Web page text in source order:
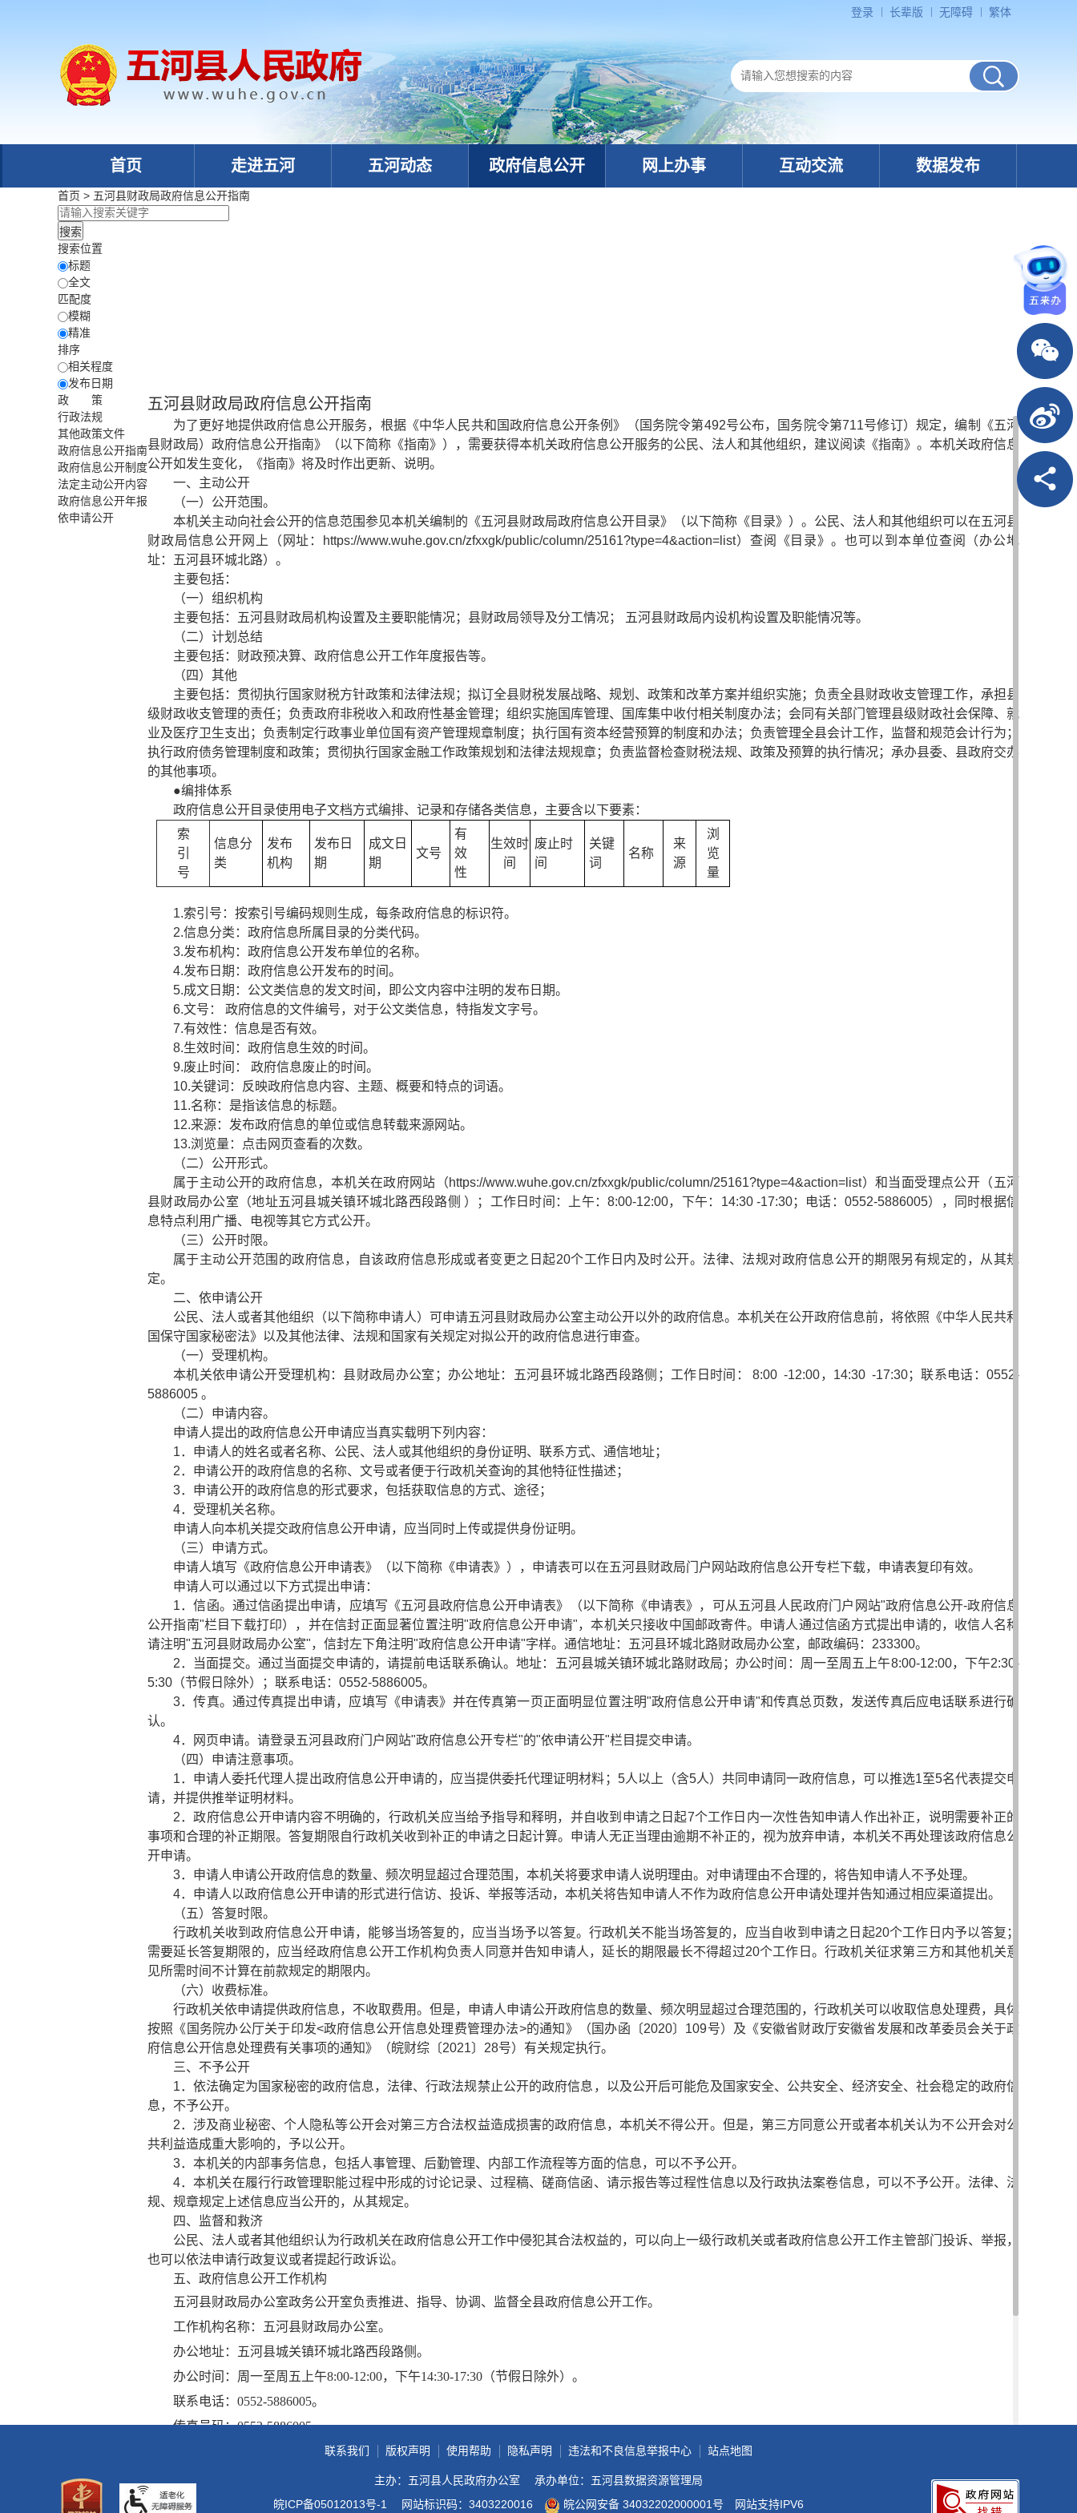
登录 长辈版 无障碍 繁体
首页 走进五河 五河动态 政府信息公开 网上办事 互动交流 数据发布
首页 > 五河县财政局政府信息公开指南
搜索位置
标题
全文
匹配度
模糊
精准
排序
相关程度
发布日期
政 策
行政法规
其他政策文件
政府信息公开指南
政府信息公开制度
法定主动公开内容
政府信息公开年报
依申请公开
五河县财政局政府信息公开指南
为了更好地提供政府信息公开服务，根据《中华人民共和国政府信息公开条例》（国务院令第492号公布，国务院令第711号修订）规定，编制《五河
县财政局）政府信息公开指南》（以下简称《指南》），需要获得本机关政府信息公开服务的公民、法人和其他组织，建议阅读《指南》。本机关政府信息
公开如发生变化，《指南》将及时作出更新、说明。
一、主动公开
（一）公开范围。
本机关主动向社会公开的信息范围参见本机关编制的《五河县财政局政府信息公开目录》（以下简称《目录》）。公民、法人和其他组织可以在五河县
财政局信息公开网上（网址：https://www.wuhe.gov.cn/zfxxgk/public/column/25161?type=4&action=list）查阅《目录》。也可以到本单位查阅（办公地
址：五河县环城北路）。
主要包括：
（一）组织机构
主要包括：五河县财政局机构设置及主要职能情况；县财政局领导及分工情况； 五河县财政局内设机构设置及职能情况等。
（二）计划总结
主要包括：财政预决算、政府信息公开工作年度报告等。
（四）其他
主要包括：贯彻执行国家财税方针政策和法律法规；拟订全县财税发展战略、规划、政策和改革方案并组织实施；负责全县财政收支管理工作，承担县
级财政收支管理的责任；负责政府非税收入和政府性基金管理；组织实施国库管理、国库集中收付相关制度办法；会同有关部门管理县级财政社会保障、就
业及医疗卫生支出；负责制定行政事业单位国有资产管理规章制度；执行国有资本经营预算的制度和办法；负责管理全县会计工作，监督和规范会计行为；
执行政府债务管理制度和政策；贯彻执行国家金融工作政策规划和法律法规规章；负责监督检查财税法规、政策及预算的执行情况；承办县委、县政府交办
的其他事项。
●编排体系
政府信息公开目录使用电子文档方式编排、记录和存储各类信息，主要含以下要素：
索
引
号
信息分
类
发布
机构
发布日
期
成文日
期
文号
有
效
性
生效时
间
废止时
间
关键
词
名称
来
源
浏
览
量
1.索引号：按索引号编码规则生成，每条政府信息的标识符。
2.信息分类：政府信息所属目录的分类代码。
3.发布机构：政府信息公开发布单位的名称。
4.发布日期：政府信息公开发布的时间。
5.成文日期：公文类信息的发文时间，即公文内容中注明的发布日期。
6.文号： 政府信息的文件编号，对于公文类信息，特指发文字号。
7.有效性：信息是否有效。
8.生效时间：政府信息生效的时间。
9.废止时间： 政府信息废止的时间。
10.关键词：反映政府信息内容、主题、概要和特点的词语。
11.名称：是指该信息的标题。
12.来源：发布政府信息的单位或信息转载来源网站。
13.浏览量：点击网页查看的次数。
（二）公开形式。
属于主动公开的政府信息，本机关在政府网站（https://www.wuhe.gov.cn/zfxxgk/public/column/25161?type=4&action=list）和当面受理点公开（五河
县财政局办公室（地址五河县城关镇环城北路西段路侧 ）；工作日时间：上午：8:00-12:00，下午：14:30 -17:30；电话：0552-5886005），同时根据信
息特点利用广播、电视等其它方式公开。
（三）公开时限。
属于主动公开范围的政府信息，自该政府信息形成或者变更之日起20个工作日内及时公开。法律、法规对政府信息公开的期限另有规定的，从其规
定。
二、依申请公开
公民、法人或者其他组织（以下简称申请人）可申请五河县财政局办公室主动公开以外的政府信息。本机关在公开政府信息前，将依照《中华人民共和
国保守国家秘密法》以及其他法律、法规和国家有关规定对拟公开的政府信息进行审查。
（一）受理机构。
本机关依申请公开受理机构：县财政局办公室；办公地址：五河县环城北路西段路侧；工作日时间： 8:00 -12:00，14:30 -17:30；联系电话：0552-
5886005 。
（二）申请内容。
申请人提出的政府信息公开申请应当真实载明下列内容：
1．申请人的姓名或者名称、公民、法人或其他组织的身份证明、联系方式、通信地址；
2．申请公开的政府信息的名称、文号或者便于行政机关查询的其他特征性描述；
3．申请公开的政府信息的形式要求，包括获取信息的方式、途径；
4．受理机关名称。
申请人向本机关提交政府信息公开申请，应当同时上传或提供身份证明。
（三）申请方式。
申请人填写《政府信息公开申请表》（以下简称《申请表》），申请表可以在五河县财政局门户网站政府信息公开专栏下载，申请表复印有效。
申请人可以通过以下方式提出申请：
1．信函。通过信函提出申请，应填写《五河县政府信息公开申请表》（以下简称《申请表》 ，可从五河县人民政府门户网站"政府信息公开-政府信息
公开指南"栏目下载打印），并在信封正面显著位置注明"政府信息公开申请"，本机关只接收中国邮政寄件。申请人通过信函方式提出申请的，收信人名称
请注明"五河县财政局办公室"，信封左下角注明"政府信息公开申请"字样。通信地址：五河县环城北路财政局办公室，邮政编码：233300。
2．当面提交。通过当面提交申请的，请提前电话联系确认。地址：五河县城关镇环城北路财政局；办公时间：周一至周五上午8:00-12:00，下午2:30-
5:30（节假日除外）；联系电话：0552-5886005。
3．传真。通过传真提出申请，应填写《申请表》并在传真第一页正面明显位置注明"政府信息公开申请"和传真总页数，发送传真后应电话联系进行确
认。
4．网页申请。请登录五河县政府门户网站"政府信息公开专栏"的"依申请公开"栏目提交申请。
（四）申请注意事项。
1．申请人委托代理人提出政府信息公开申请的，应当提供委托代理证明材料；5人以上（含5人）共同申请同一政府信息，可以推选1至5名代表提交申
请，并提供推举证明材料。
2．政府信息公开申请内容不明确的，行政机关应当给予指导和释明，并自收到申请之日起7个工作日内一次性告知申请人作出补正，说明需要补正的
事项和合理的补正期限。答复期限自行政机关收到补正的申请之日起计算。申请人无正当理由逾期不补正的，视为放弃申请，本机关不再处理该政府信息公
开申请。
3．申请人申请公开政府信息的数量、频次明显超过合理范围，本机关将要求申请人说明理由。对申请理由不合理的，将告知申请人不予处理。
4．申请人以政府信息公开申请的形式进行信访、投诉、举报等活动，本机关将告知申请人不作为政府信息公开申请处理并告知通过相应渠道提出。
（五）答复时限。
行政机关收到政府信息公开申请，能够当场答复的，应当当场予以答复。行政机关不能当场答复的，应当自收到申请之日起20个工作日内予以答复；
需要延长答复期限的，应当经政府信息公开工作机构负责人同意并告知申请人，延长的期限最长不得超过20个工作日。行政机关征求第三方和其他机关意
见所需时间不计算在前款规定的期限内。
（六）收费标准。
行政机关依申请提供政府信息，不收取费用。但是，申请人申请公开政府信息的数量、频次明显超过合理范围的，行政机关可以收取信息处理费，具体
按照《国务院办公厅关于印发<政府信息公开信息处理费管理办法>的通知》（国办函〔2020〕109号）及《安徽省财政厅安徽省发展和改革委员会关于政
府信息公开信息处理费有关事项的通知》（皖财综〔2021〕28号）有关规定执行。
三、不予公开
1．依法确定为国家秘密的政府信息，法律、行政法规禁止公开的政府信息，以及公开后可能危及国家安全、公共安全、经济安全、社会稳定的政府信
息，不予公开。
2．涉及商业秘密、个人隐私等公开会对第三方合法权益造成损害的政府信息，本机关不得公开。但是，第三方同意公开或者本机关认为不公开会对公
共利益造成重大影响的，予以公开。
3．本机关的内部事务信息，包括人事管理、后勤管理、内部工作流程等方面的信息，可以不予公开。
4．本机关在履行行政管理职能过程中形成的讨论记录、过程稿、磋商信函、请示报告等过程性信息以及行政执法案卷信息，可以不予公开。法律、法
规、规章规定上述信息应当公开的，从其规定。
四、监督和救济
公民、法人或者其他组织认为行政机关在政府信息公开工作中侵犯其合法权益的，可以向上一级行政机关或者政府信息公开工作主管部门投诉、举报，
也可以依法申请行政复议或者提起行政诉讼。
五、政府信息公开工作机构
五河县财政局办公室政务公开室负责推进、指导、协调、监督全县政府信息公开工作。
工作机构名称：五河县财政局办公室。
办公地址：五河县城关镇环城北路西段路侧。
办公时间： 周一至周五上午8:00-12:00，下午14:30-17:30 （节假日除外） 。
联系电话： 0552-5886005。
传真号码：0552-5886005。
982559736@qq.com
。（仅用于接收政府信息公开工作有关意见建议，不受理依申请公开申请。如需提交政府信息公开申请，请查看
政府信息公开申请表.doc
联系我们 版权声明 使用帮助 隐私声明 违法和不良信息举报中心 站点地图
主办：五河县人民政府办公室
承办单位：五河县数据资源管理局
皖ICP备05012013号-1
网站标识码：3403220016 皖公网安备 34032202000001号 网站支持IPV6